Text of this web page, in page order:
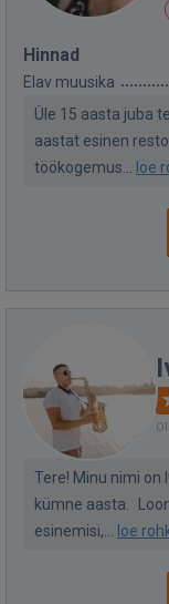
Hinnad
Elav muusika
Üle 15 aasta juba
aastat esinen
töökogemus...
loe
Tere! Minu nimi on
kümne aasta.
esinemisi,...
loe